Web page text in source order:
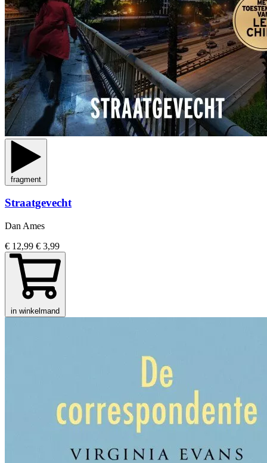
fragment
Straatgevecht
Dan Ames
€ 12,99 € 3,99
in winkelmand